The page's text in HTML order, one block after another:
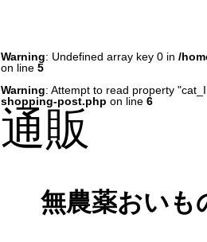
Warning: Undefined array key 0 in /
on line 5
Warning: Attempt to read property
shopping-post.php on line 6
通販
無農薬おいも